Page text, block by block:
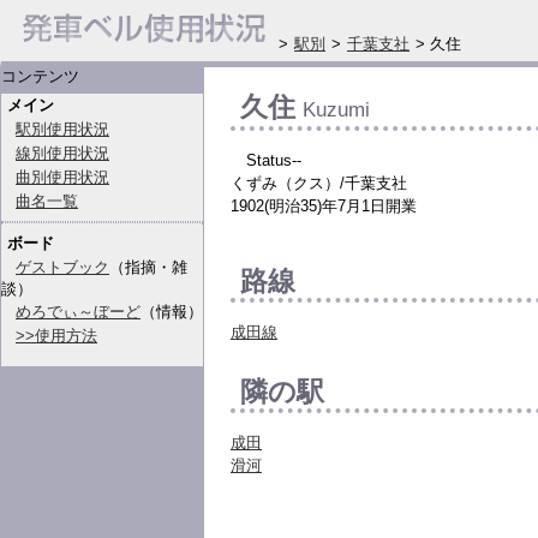
コンテンツ
メイン
駅別使用状況
線別使用状況
曲別使用状況
曲名一覧
ボード
ゲストブック
（指摘・雑
談）
めろでぃ～ぼーど （情報）
>>使用方法
久住 Kuzumi
Status--
くずみ（クス）/千葉支社
1902(明治35)年7月1日開業
路線
成田線
隣の駅
成田
滑河
> 駅別 > 千葉支社 > 久住